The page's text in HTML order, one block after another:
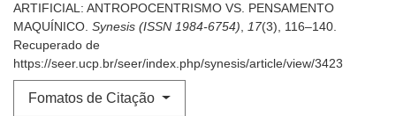
ARTIFICIAL: ANTROPOCENTRISMO VS. PENSAMENTO
MAQUÍNICO. Synesis (ISSN 1984-6754), 17(3), 116–140.
Recuperado de
https://seer.ucp.br/seer/index.php/synesis/article/view/3423
Fomatos de Citação